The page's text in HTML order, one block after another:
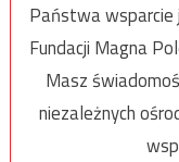
Państwa wsparcie
Fundacji Magna
Masz
niezależnych